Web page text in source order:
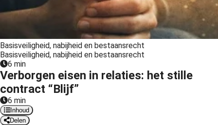
Basisveiligheid, nabijheid en bestaansrecht
Basisveiligheid, nabijheid en bestaansrecht
6 min
Verborgen eisen in relaties: het stille
contract “Blijf”
6 min
Inhoud
Delen
de
Hierdoor
van